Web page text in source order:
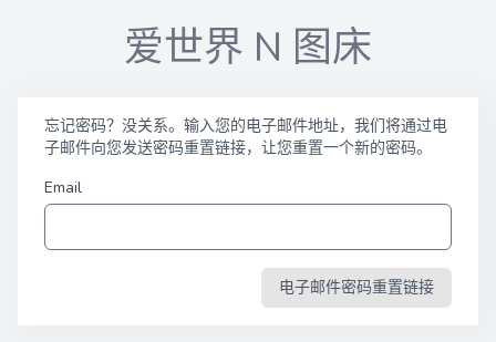
爱世界 N 图床
忘记密码？没关系。输入您的电子邮件地址，我们将通过电
子邮件向您发送密码重置链接，让您重置一个新的密码。
Email
电子邮件密码重置链接